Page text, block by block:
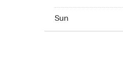
Sun